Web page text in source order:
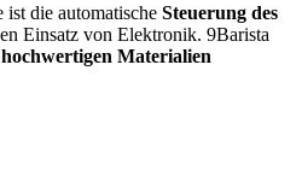
die automatische Steuerung des
Einsatz von Elektronik. 9Barista
Materialien